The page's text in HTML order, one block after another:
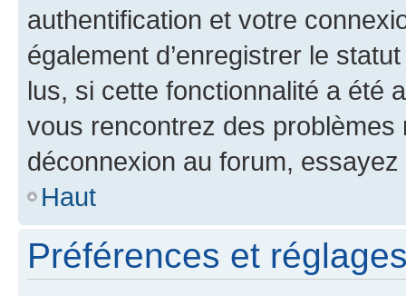
authentification et votre
également d’enregistrer le
lus, si cette fonctionnalité a été
vous rencontrez des
déconnexion au forum,
Haut
Préférences et